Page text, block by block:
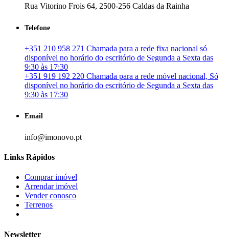
Rua Vitorino Frois 64, 2500-256 Caldas da Rainha
Telefone
+351 210 958 271 Chamada para a rede fixa nacional só
disponível no horário do escritório de Segunda a Sexta das
9:30 às 17:30
+351 919 192 220 Chamada para a rede móvel nacional, Só
disponível no horário do escritório de Segunda a Sexta das
9:30 às 17:30
Email
info@imonovo.pt
Links Rápidos
Comprar imóvel
Arrendar imóvel
Vender conosco
Terrenos
Newsletter